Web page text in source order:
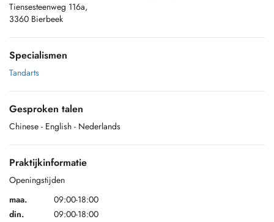
Tiensesteenweg 116a,
3360 Bierbeek
Specialismen
Tandarts
Gesproken talen
Chinese - English - Nederlands
Praktijkinformatie
Openingstijden
maa.
09:00-18:00
din.
09:00-18:00